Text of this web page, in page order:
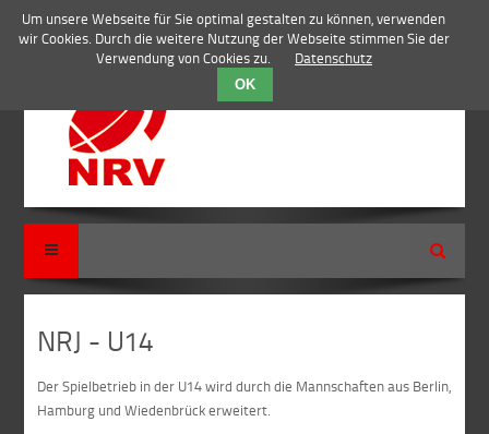
Suche
NRJ - U14
Der Spielbetrieb in der U14 wird durch die Mannschaften aus Berlin,
Hamburg und Wiedenbrück erweitert.
Um unsere Webseite für Sie optimal gestalten zu können, verwenden
wir Cookies. Durch die weitere Nutzung der Webseite stimmen Sie der
Verwendung von Cookies zu.
Datenschutz
OK